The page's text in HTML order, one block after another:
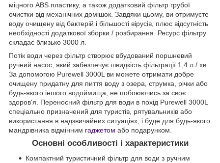
міцного ABS пластику, а також додатковий фільтр грубої
очистки від механічних домішок. Завдяки цьому, ви отримуєте
воду очищену від бактерій і більшості вірусів, плюс відсутність
необхідності додаткової зборки / розбирання. Ресурс фільтру
складає близько 3000 л.
Потік води через фільтр створює вбудований поршневий
ручний насос, який забезпечує швидкість фільтрації 1,4 л / хв.
За допомогою Purewell 3000L ви можете отримати добре
очищену придатну для пиття воду з озера, струмка, річки або
будь-якого іншого водоймища, не побоюючись за своє
здоров'я. Переносний фільтр для води в похід Purewell 3000L
спеціально призначений для туристів, рятувальників або
використання в надзвичайних ситуаціях, і буде для будь-якого
мандрівника відмінним гаджетом або подарунком.
Основні особливості і характеристики
Компактний туристичний фільтр для води з ручним